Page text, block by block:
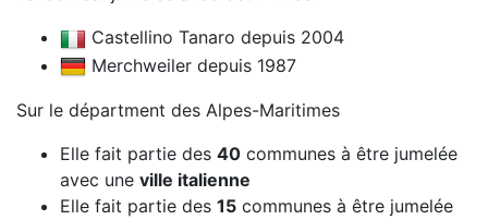
Castellino Tanaro depuis 2004
Merchweiler depuis 1987
Sur le départment des Alpes-Maritimes
Elle fait partie des 40 communes à être jumelée
avec une ville italienne
Elle fait partie des 15 communes à être jumelée